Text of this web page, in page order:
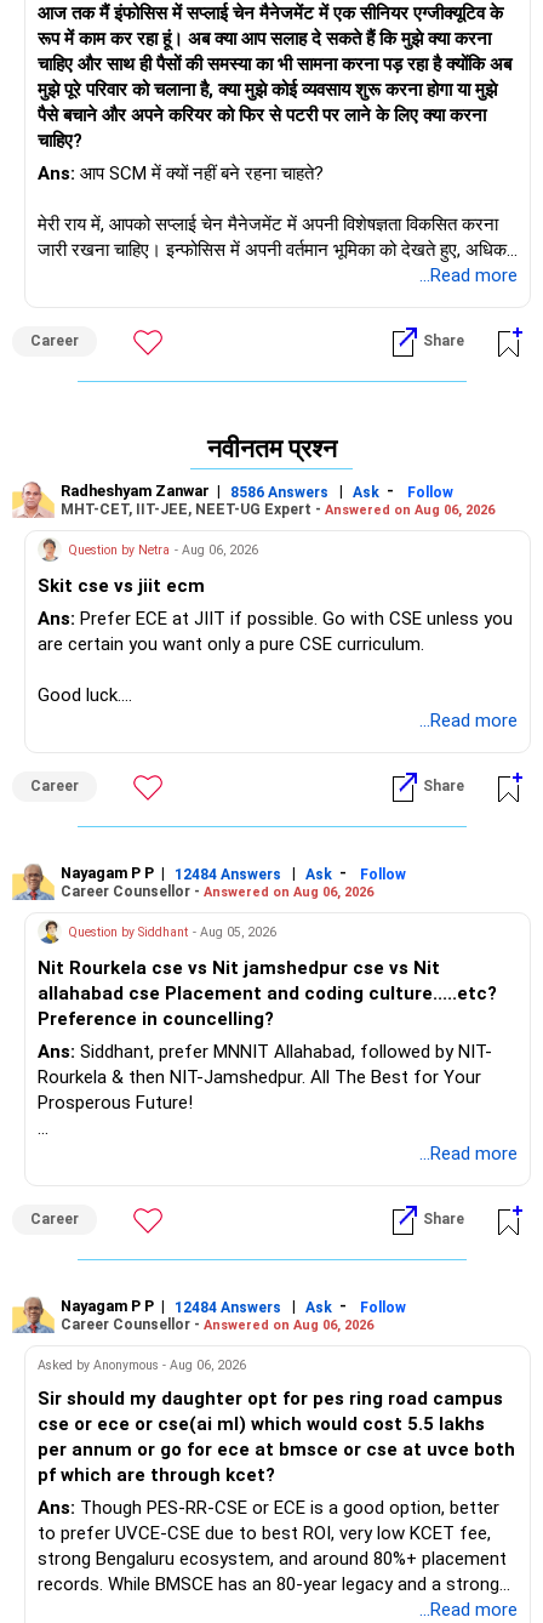
आज तक मैं इंफोसिस में सप्लाई चेन मैनेजमेंट में एक सीनियर एग्जीक्यूटिव के
रूप में काम कर रहा हूं। अब क्या आप सलाह दे सकते हैं कि मुझे क्या करना
चाहिए और साथ ही पैसों की समस्या का भी सामना करना पड़ रहा है क्योंकि अब
मुझे पूरे परिवार को चलाना है, क्या मुझे कोई व्यवसाय शुरू करना होगा या मुझे
पैसे बचाने और अपने करियर को फिर से पटरी पर लाने के लिए क्या करना
चाहिए?
Ans: आप SCM में क्यों नहीं बने रहना चाहते?
मेरी राय में, आपको सप्लाई चेन मैनेजमेंट में अपनी विशेषज्ञता विकसित करना
जारी रखना चाहिए। इन्फोसिस में अपनी वर्तमान भूमिका को देखते हुए, अधिक
जिम्मेदारियाँ हासिल करने और संगठन के भीतर अपना महत्व साबित करने का
(CSCP), या सिक्स सिग्मा जैसे सप्लाई चेन मैनेजमेंट सर्टिफिकेशन प्राप्त
करने पर भी विचार कर सकते हैं। ये आपकी मार्केटेबिलिटी और प्रमोशन या
वेतन वृद्धि की संभावना को बढ़ा सकते हैं।
...Read more
Career Share
नवीनतम प्रश्न
Radheshyam Zanwar | 8586 Answers | Ask -
Follow
MHT-CET, IIT-JEE, NEET-UG Expert - Answered on Aug 06, 2026
Question by Netra - Aug 06, 2026
Skit cse vs jiit ecm
Ans: Prefer ECE at JIIT if possible. Go with CSE unless you
are certain you want only a pure CSE curriculum.
Good luck.
...Read more
Career Share
Nayagam P P | 12484 Answers | Ask -
Follow
Career Counsellor - Answered on Aug 06, 2026
Question by Siddhant - Aug 05, 2026
Nit Rourkela cse vs Nit jamshedpur cse vs Nit
allahabad cse Placement and coding culture.....etc?
Preference in councelling?
Ans: Siddhant, prefer MNNIT Allahabad, followed by NIT-
Rourkela & then NIT-Jamshedpur. All The Best for Your
Prosperous Future!
Follow RediffGURUS to Know More on 'Careers | Money |
...Read more
Career Share
Nayagam P P | 12484 Answers | Ask -
Follow
Career Counsellor - Answered on Aug 06, 2026
Asked by Anonymous - Aug 06, 2026
Sir should my daughter opt for pes ring road campus
cse or ece or cse(ai ml) which would cost 5.5 lakhs
per annum or go for ece at bmsce or cse at uvce both
pf which are through kcet?
Ans: Though PES-RR-CSE or ECE is a good option, better
to prefer UVCE-CSE due to best ROI, very low KCET fee,
strong Bengaluru ecosystem, and around 80%+ placement
records. While BMSCE has an 80-year legacy and a strong
alumni network, you should carefully weigh the ECE branch
...Read more